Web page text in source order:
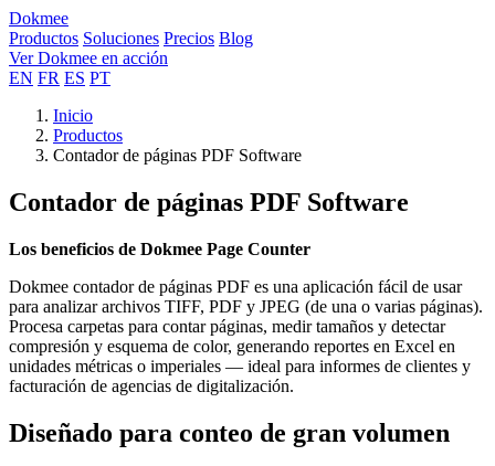
Dokmee
Productos Soluciones Precios Blog
Ver Dokmee en acción
EN FR ES PT
Inicio
Productos
Contador de páginas PDF Software
Contador de páginas PDF Software
Los beneficios de Dokmee Page Counter
Dokmee contador de páginas PDF es una aplicación fácil de usar
para analizar archivos TIFF, PDF y JPEG (de una o varias páginas).
Procesa carpetas para contar páginas, medir tamaños y detectar
compresión y esquema de color, generando reportes en Excel en
unidades métricas o imperiales — ideal para informes de clientes y
facturación de agencias de digitalización.
Diseñado para conteo de gran volumen